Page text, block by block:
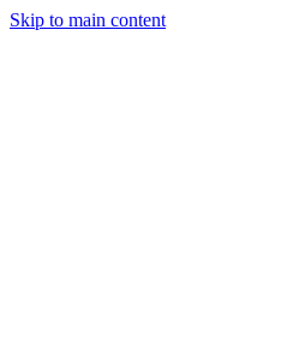
Skip to main content